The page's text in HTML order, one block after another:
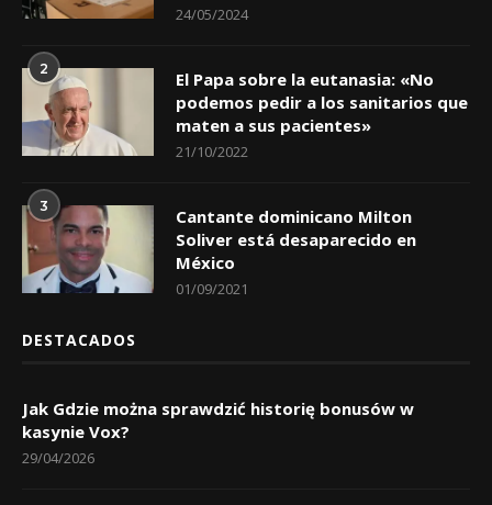
24/05/2024
2
El Papa sobre la eutanasia: «No
podemos pedir a los sanitarios que
maten a sus pacientes»
21/10/2022
3
Cantante dominicano Milton
Soliver está desaparecido en
México
01/09/2021
DESTACADOS
Jak Gdzie można sprawdzić historię bonusów w
kasynie Vox?
29/04/2026